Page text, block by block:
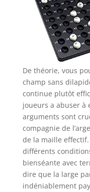
De théorie, vous
champ sans
continue plutôt
joueurs a abuser à
arguments sont
compagnie de
de la maille
différents
bienséante avec
dire que la large
indéniablement